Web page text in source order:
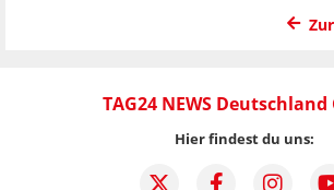
TAG24 NEWS Deutschland
Hier findest du uns: